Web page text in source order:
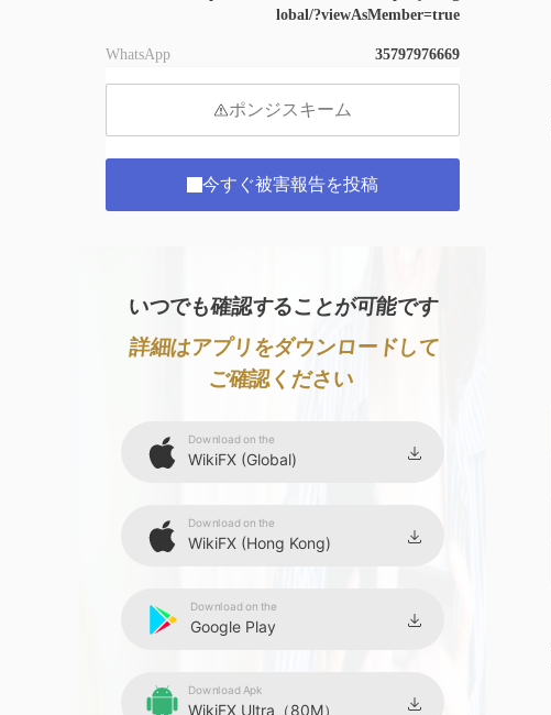
lobal/?viewAsMember=true
WhatsApp 35797976669
ポンジスキーム
今すぐ被害報告を投稿
いつでも確認することが可能です
詳細はアプリをダウンロードして
ご確認ください
Download on the
WikiFX (Global)
Download on the
WikiFX (Hong Kong)
Download on the
Google Play
Download Apk
WikiFX Ultra（80M）